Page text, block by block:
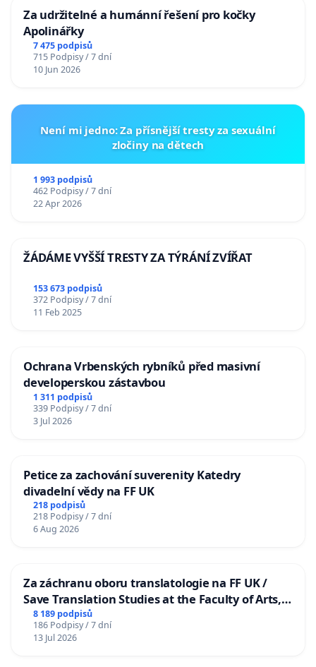
Za udržitelné a humánní řešení pro kočky
Apolinářky
7 475 podpisů
715 Podpisy / 7 dní
10 Jun 2026
Není mi jedno: Za přísnější tresty za sexuální
zločiny na dětech
1 993 podpisů
462 Podpisy / 7 dní
22 Apr 2026
ŽÁDÁME VYŠŠÍ TRESTY ZA TÝRÁNÍ ZVÍŘAT
153 673 podpisů
372 Podpisy / 7 dní
11 Feb 2025
Ochrana Vrbenských rybníků před masivní
developerskou zástavbou
1 311 podpisů
339 Podpisy / 7 dní
3 Jul 2026
Petice za zachování suverenity Katedry
divadelní vědy na FF UK
218 podpisů
218 Podpisy / 7 dní
6 Aug 2026
Za záchranu oboru translatologie na FF UK /
Save Translation Studies at the Faculty of Arts,
Charles University
8 189 podpisů
186 Podpisy / 7 dní
13 Jul 2026